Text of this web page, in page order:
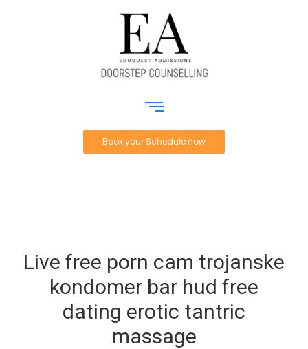
Book your Schedule now
Live free porn cam trojanske
kondomer bar hud free
dating erotic tantric
massage